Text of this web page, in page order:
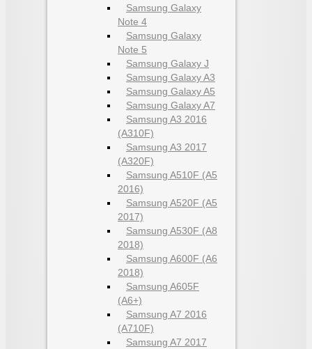
Samsung Galaxy
Note 4
Samsung Galaxy
Note 5
Samsung Galaxy J
Samsung Galaxy A3
Samsung Galaxy A5
Samsung Galaxy A7
Samsung A3 2016
(A310F)
Samsung A3 2017
(A320F)
Samsung A510F (A5
2016)
Samsung A520F (A5
2017)
Samsung A530F (A8
2018)
Samsung A600F (A6
2018)
Samsung A605F
(A6+)
Samsung A7 2016
(A710F)
Samsung A7 2017